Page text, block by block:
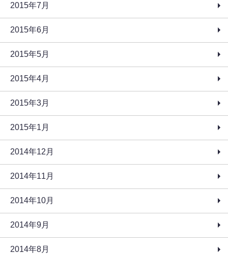
2015年7月
2015年6月
2015年5月
2015年4月
2015年3月
2015年1月
2014年12月
2014年11月
2014年10月
2014年9月
2014年8月